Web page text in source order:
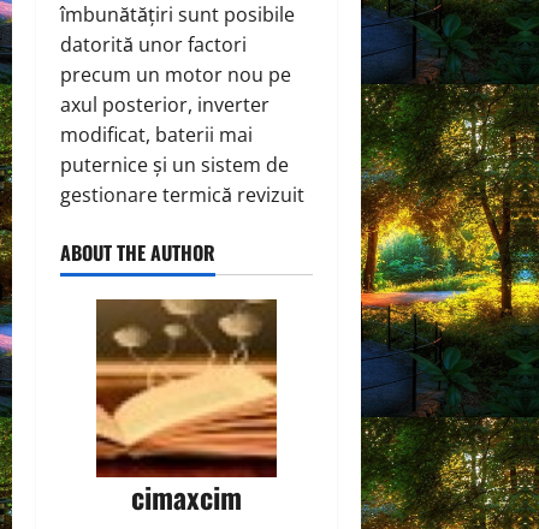
îmbunătățiri sunt posibile
datorită unor factori
precum un motor nou pe
axul posterior, inverter
modificat, baterii mai
puternice și un sistem de
gestionare termică revizuit
ABOUT THE AUTHOR
cimaxcim